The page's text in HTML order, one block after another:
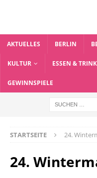
AKTUELLES BERLIN
KULTUR ESSEN &
GEWINNSPIELE
STARTSEITE 24.
24.